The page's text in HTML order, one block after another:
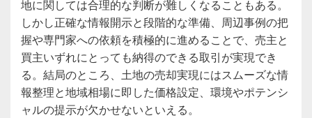
地に関しては合理的な判断が難しくなることもある。
しかし正確な情報開示と段階的な準備、周辺事例の把
握や専門家への依頼を積極的に進めることで、売主と
買主いずれにとっても納得のできる取引が実現でき
る。結局のところ、土地の売却実現にはスムーズな情
報整理と地域相場に即した価格設定、環境やポテンシ
ャルの提示が欠かせないといえる。